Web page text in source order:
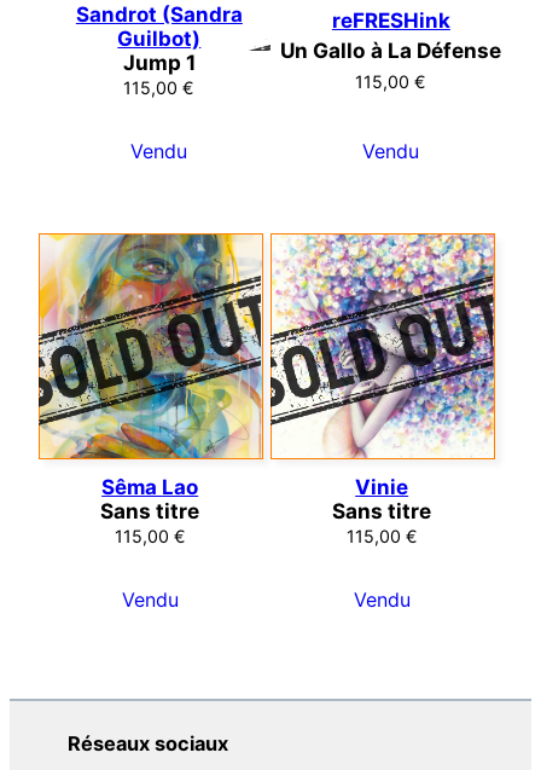
Sandrot (Sandra
Guilbot)
Jump 1
115,00€
Vendu
reFRESHink
Un Gallo à La Défense
115,00€
Vendu
Sêma Lao
Sans titre
115,00 €
Vendu
Vinie
Sans titre
115,00 €
Vendu
Réseaux sociaux